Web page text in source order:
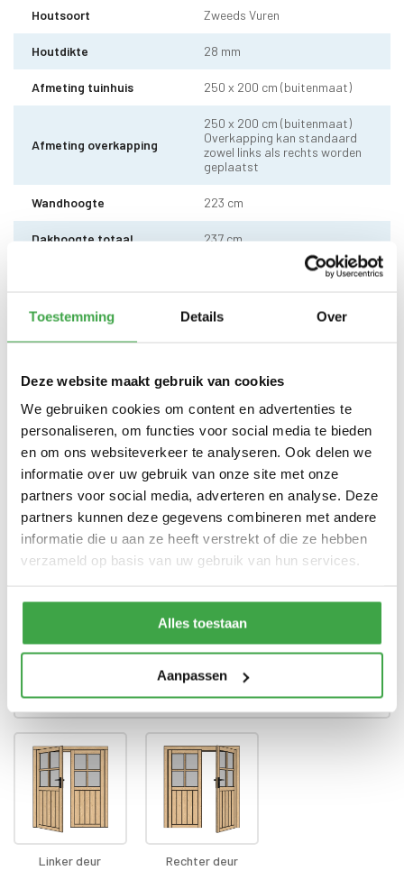
Toestemming Details Over
Deze website maakt gebruik van cookies
We gebruiken cookies om content en advertenties te
personaliseren, om functies voor social media te bieden
en om ons websiteverkeer te analyseren. Ook delen we
informatie over uw gebruik van onze site met onze
partners voor social media, adverteren en analyse. Deze
partners kunnen deze gegevens combineren met andere
informatie die u aan ze heeft verstrekt of die ze hebben
verzameld op basis van uw gebruik van hun services.
Alles toestaan
Aanpassen
Houtsoort Zweeds Vuren
Houtdikte 28 mm
Afmeting tuinhuis 250 x 200 cm (buitenmaat)
Afmeting overkapping
250 x 200 cm (buitenmaat)
Overkapping kan standaard
zowel links als rechts worden
geplaatst
Wandhoogte 223 cm
Dakhoogte totaal 237 cm
Staander
10 x 10 cm - 1 stuks incl.
stelvoet
Dakbedekking
kit, dakdoorvoer en regenpijp
tot aan maaiveld - 10 jaar
garantie
Deur
Dubbele deur zonder drempel -
voorzien van echt glas
Doorloophoogte deur 188 cm
Bevestigingsmaterialen
Alle bevestigingsmaterialen
Nederland
Positie klink*
Linker deur Rechter deur